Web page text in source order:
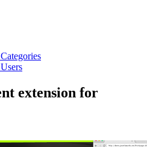
extension for